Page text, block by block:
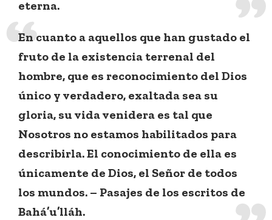
eterna.
En cuanto a aquellos que han gustado el
fruto de la existencia terrenal del
hombre, que es reconocimiento del Dios
único y verdadero, exaltada sea su
gloria, su vida venidera es tal que
Nosotros no estamos habilitados para
describirla. El conocimiento de ella es
únicamente de Dios, el Señor de todos
los mundos. – Pasajes de los escritos de
Bahá’u’lláh.